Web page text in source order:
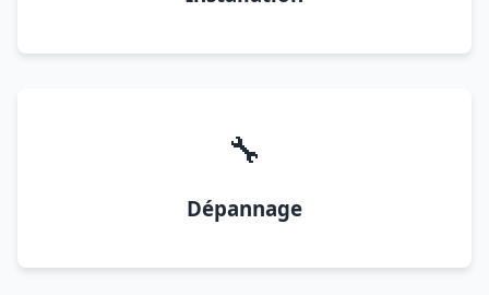
🔧
Dépannage